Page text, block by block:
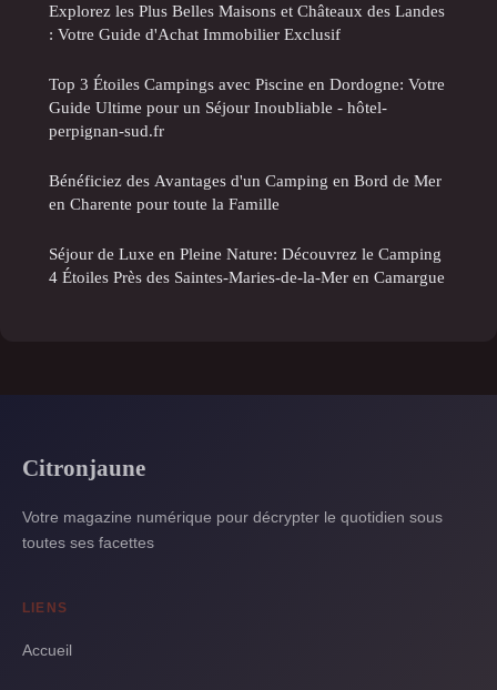
Explorez les Plus Belles Maisons et Châteaux des Landes
: Votre Guide d'Achat Immobilier Exclusif
Top 3 Étoiles Campings avec Piscine en Dordogne: Votre
Guide Ultime pour un Séjour Inoubliable - hôtel-
perpignan-sud.fr
Bénéficiez des Avantages d'un Camping en Bord de Mer
en Charente pour toute la Famille
Séjour de Luxe en Pleine Nature: Découvrez le Camping
4 Étoiles Près des Saintes-Maries-de-la-Mer en Camargue
Citronjaune
Votre magazine numérique pour décrypter le quotidien sous
toutes ses facettes
LIENS
Accueil